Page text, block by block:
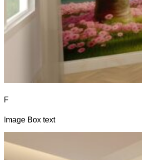
F
Image Box text